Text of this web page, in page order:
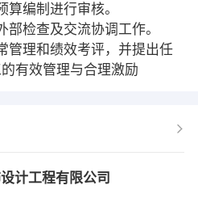
编制进行审核。
检查及交流协调工作。
管理和绩效考评，并提出任
有效管理与合理激励
计工程有限公司